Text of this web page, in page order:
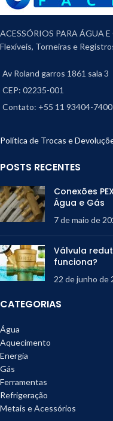
ACESSÓRIOS PARA ÁGUA E
Flexíveis, Torneiras e
Av Roland garros 1861 sala 3
CEP: 02235-001
Contato: +55 11 93404-7400
Política de Trocas e
POSTS RECENTES
Conexões
Água e Gás
7 de maio de
Válvula
funciona?
22 de junho de
CATEGORIAS
Água
Aquecimento
Energia
Gás
Ferramentas
Refrigeração
Metais e Acessórios